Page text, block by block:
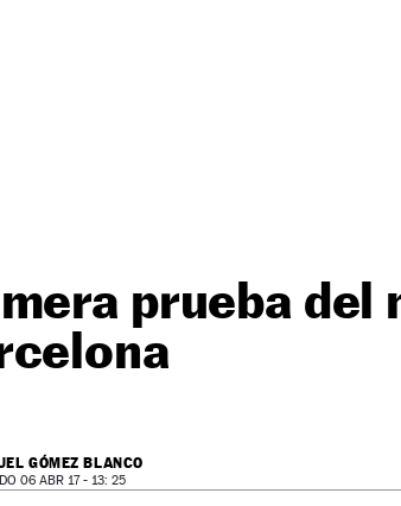
prueba del
GÓMEZ BLANCO
06 ABR 17 - 13: 25